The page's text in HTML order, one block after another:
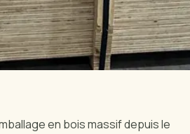
en bois massif depuis le